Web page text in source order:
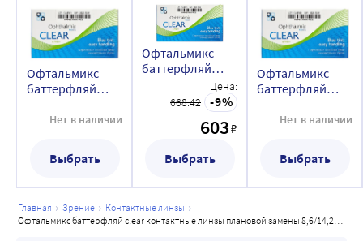
ощущений.
-Высокая газопроницаемость не дает глазам пересыхать,
что особо важно для пациентов с синдромом сухого
глаза.
-Линзы Офтальмикс Баттерфляй CLEAR обладают
идеально гладкой поверхностью и людям со
сверхчувствительной роговой оболочкой особо важно,
Офтальмикс
баттерфляй
контактные
замены
8,6/14,2/-10,00/ 4
Нет в наличии
Выбрать
Офтальмикс
баттерфляй
контактные
линзы плановой
шт./blue tint
Цена:
668.42
9
603₽
Выбрать
Офтальмикс
баттерфляй
контактные
замены
8,6/14,2/-9,00/ 4
Нет в наличии
Выбрать
главная зрение
контактные линзы
офтальмикс баттерфляй clear контактные линзы плановой замены 8,6/14,2/-1,25/ 4 шт./blue tint